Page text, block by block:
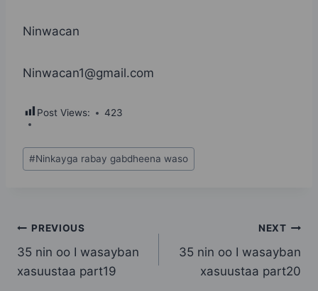
Ninwacan
Ninwacan1@gmail.com
Post Views: 423
Post
Tags:
#Ninkayga rabay gabdheena waso
Post
navigation
PREVIOUS
35 nin oo I wasayban
xasuustaa part19
NEXT
35 nin oo I wasayban
xasuustaa part20